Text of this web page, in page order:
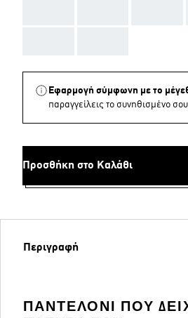
Εφαρμογή σύμφωνη με το
παραγγείλεις το συνηθισμένο
Προσθήκη στο Καλάθι
Περιγραφή
ΠΑΝΤΕΛΌΝΙ ΠΟΥ